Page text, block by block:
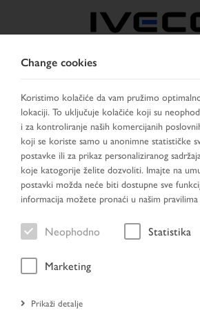
IZABERITE ZEMLJU
Toggle
navigation
MENU
Novopridošli
Početna stranica
Change cookies
Koristimo kolačiće da vam pružimo
lokaciji. To uključuje kolačiće koji su
i za kontroliranje naših komercijanih
koji se koriste samo u anonimne statističke
postavke ili za prikaz personaliziranog
koje katogorije želite dozvoliti. Imajte na
postavki možda neće biti dostupne sve
informacija možete pronaći u našim
Neophodno Statistika
Marketing
Prikaži detalje